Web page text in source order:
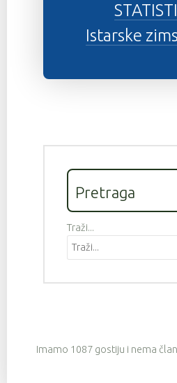
Istarske
Pretraga
Traži...
Imamo 1087 gostiju i nema